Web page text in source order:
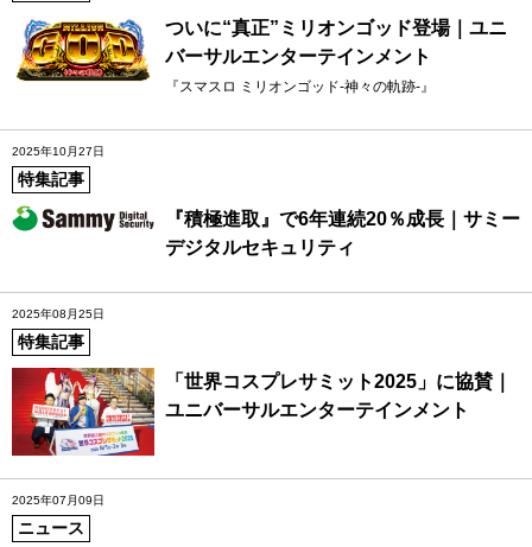
ついに“真正”ミリオンゴッド登場｜ユニ
バーサルエンターテインメント
『スマスロ ミリオンゴッド-神々の軌跡-』
2025年10月27日
特集記事
『積極進取』で6年連続20％成長｜サミー
デジタルセキュリティ
2025年08月25日
特集記事
「世界コスプレサミット2025」に協賛｜
ユニバーサルエンターテインメント
2025年07月09日
ニュース